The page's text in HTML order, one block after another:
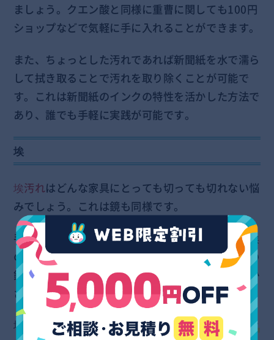
ましょう。クエン酸と同様に重曹に関しても100円
ショップなどで気軽に手に入れることができます。
また、ちょっとした汚れであれば新聞紙を水で濡ら
して拭き取ることで汚れを取り除くことが可能で
す。これは新聞紙のインクの特性を活かした方法で
あり、誰でも手軽に実践が可能です。
埃
埃汚れはどんな家具にとっても切っても切れない悩
みでしょう。これは鏡も同様です。
手鏡など小型のものであれば収納しておくことで埃
の付着を防ぐことができますが、全身鏡など大型の
鏡はどうしても埃のついてしまう環境に置いておか
ざるを得ません。
埃が付着してしまった場合は雑巾などの布で水拭き